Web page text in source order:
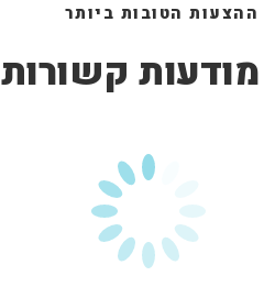
ההצעות הטובות ביותר
מודעות קשורות